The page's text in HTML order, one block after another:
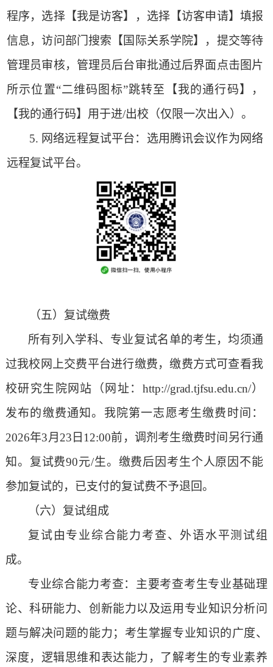
程序，选择【我是访客】，选择【访客申请】填报
信息，访问部门搜索【国际关系学院】，提交等待
管理员审核，管理员后台审批通过后界面点击图片
所示位置“二维码图标”跳转至【我的通行码】，
【我的通行码】用于进/出校（仅限一次出入）。
5. 网络远程复试平台：选用腾讯会议作为网络
远程复试平台。
（五）复试缴费
所有列入学科、专业复试名单的考生，均须通
过我校网上交费平台进行缴费，缴费方式可查看我
校研究生院网站（网址： http://grad.tjfsu.edu.cn/）
发布的缴费通知。 我院第一志愿考生缴费时间：
2026年3月23日12:00前，调剂考生缴费时间另行通
知。 复试费90元/生。 缴费后因 考生个人原因不能
参加复试的，已支付的复试费不予退回 。
（六）复试组成
复试由专业综合能力考查、 外语水平测试组
成。
专业综合能力考查：主要考查考生专业基础理
论、科研能力、创新能力以及运用专业知识分析问
题与解决问题的能力； 考生掌握专业知识的广度、
深度，逻辑思维和表达能力，了解考生的专业素养